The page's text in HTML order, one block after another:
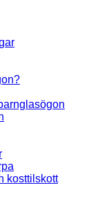
kosttilskott